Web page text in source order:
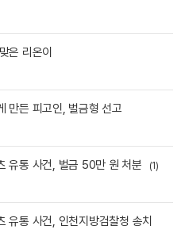
은 리온이
만든 피고인, 벌금형 선고
유통 사건, 벌금 50만 원 처분 (1)
유통 사건, 인천지방검찰청 송치